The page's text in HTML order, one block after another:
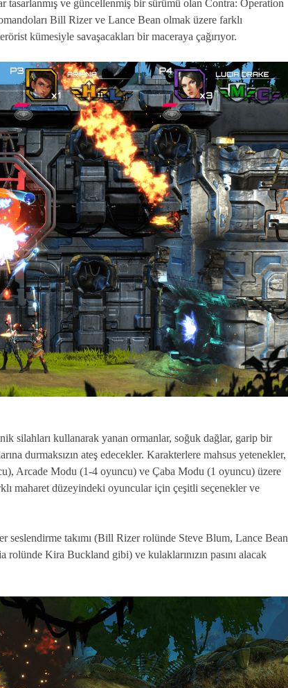
ve güncellenmiş bir sürümü olan Contra: Operation
Bill Rizer ve Lance Bean olmak üzere farklı
kümesiyle savaşacakları bir maceraya çağırıyor.
silahları kullanarak yanan ormanlar, soğuk dağlar, garip bir
durmaksızın ateş edecekler. Karakterlere mahsus yetenekler,
Arcade Modu (1-4 oyuncu) ve Çaba Modu (1 oyuncu) üzere
maharet düzeyindeki oyuncular için çeşitli seçenekler ve
seslendirme takımı (Bill Rizer rolünde Steve Blum, Lance Bean
Kira Buckland gibi) ve kulaklarınızın pasını alacak